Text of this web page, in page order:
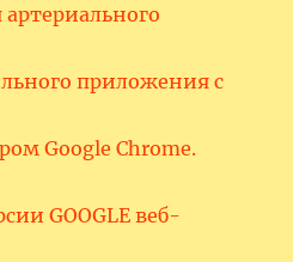
приложения с
Google Chrome.
GOOGLE веб-